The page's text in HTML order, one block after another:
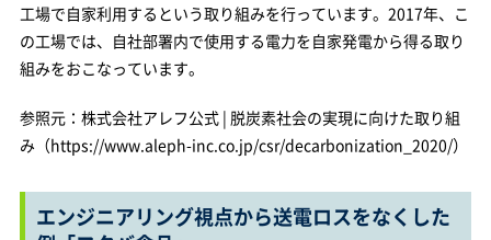
工場で自家利用するという取り組みを行っています。2017年、こ
の工場では、自社部署内で使用する電力を自家発電から得る取り
組みをおこなっています。
参照元：株式会社アレフ公式 | 脱炭素社会の実現に向けた取り組
み（https://www.aleph-inc.co.jp/csr/decarbonization_2020/）
エンジニアリング視点から送電ロスをなくした